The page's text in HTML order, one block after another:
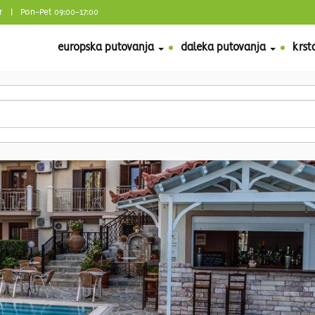
| Pon-Pet 09:00-17:00
europska putovanja daleka putovanja